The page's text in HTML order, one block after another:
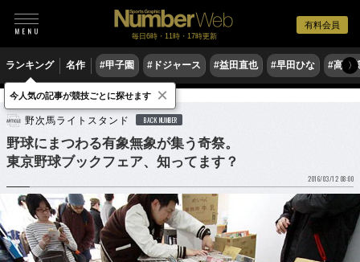
有料会員
毎日6時・11時・17時更新
ランキング 名作 #甲子園 #ドジャース #益田直也 #早田ひな #高木
〉
野球 プロ野球
野次馬ライトスタンド BACK NUMBER
野球にまつわる有象無象が集う奇祭。
東京野球ブックフェア、知ってます？
2016/03/12 08:00
今人気の記事が競技ごとに探せます ×